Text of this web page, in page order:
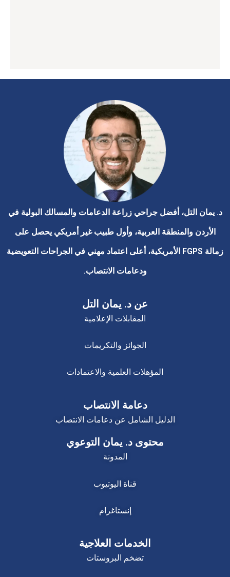
د. يمان التل، أفضل جراحي زراعة الدعامات والمسالك البولية في
الأردن والمنطقة العربية، وأول طبيب غير أمريكي يحصل على
زمالة FGPS الأمريكية، أعلى اعتماد مهني في الجراحات التعويضية
ودعامات الانتصاب.
عن د. يمان التل
المقابلات الإعلامية
الجوائز والتكريمات
المؤهلات العلمية والاعتمادات
دعامة الانتصاب
الدليل الشامل عن دعامات الانتصاب
محتوى د. يمان التوعوي
المدونة
قناة اليوتيوب
إنستاغرام
الخدمات العلاجية
تضخم البروستات